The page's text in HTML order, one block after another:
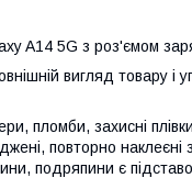
A14 5G з роз'ємом
вигляд товару і
пломби, захисні
повторно наклеєні
подряпини є